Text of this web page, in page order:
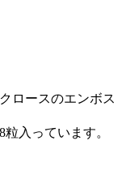
ロースのエンボス
入っています。